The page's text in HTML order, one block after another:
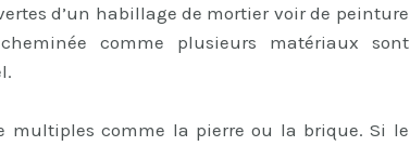
d’un habillage de mortier voir de peinture
comme plusieurs matériaux sont
multiples comme la pierre ou la brique. Si le